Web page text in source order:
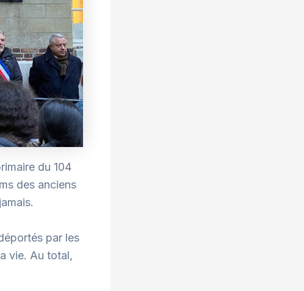
du 104
des anciens
par les
vie. Au total,